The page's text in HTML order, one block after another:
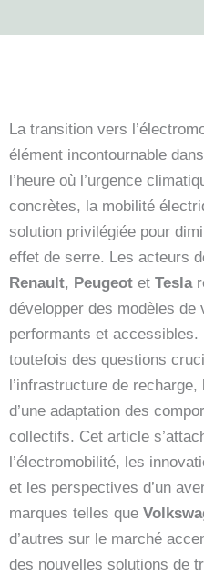
La transition vers
élément incontournable
l’heure où l’urgence
concrètes, la mobilité
solution privilégiée pour
effet de serre. Les acteurs
Renault, Peugeot et Tesla
développer des modèles
performants et accessibles.
toutefois des questions
l’infrastructure de
d’une adaptation des
collectifs. Cet article
l’électromobilité, les
et les perspectives d’un
marques telles que
d’autres sur le marché
des nouvelles solutions de